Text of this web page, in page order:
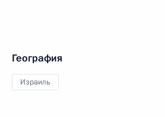
География
Израиль